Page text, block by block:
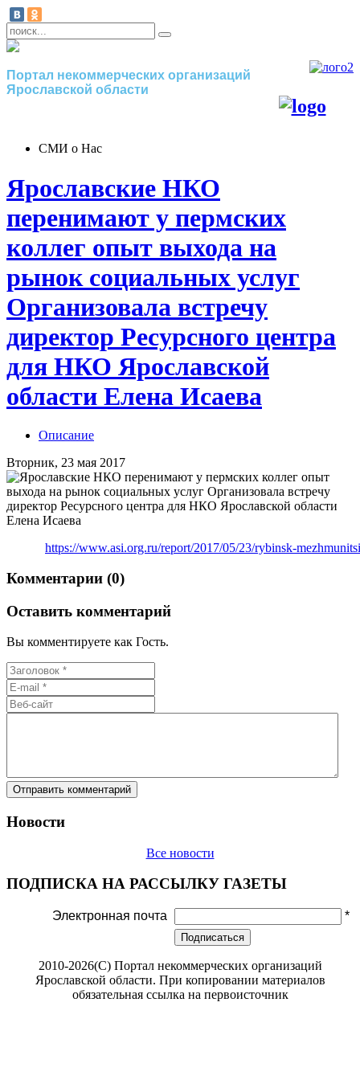
Портал некоммерческих организаций
Ярославской области
СМИ о Нас
Ярославские НКО
перенимают у пермских
коллег опыт выхода на
рынок социальных услуг
Организовала встречу
директор Ресурсного центра
для НКО Ярославской
области Елена Исаева
Описание
Вторник, 23 мая 2017
https://www.asi.org.ru/report/2017/05/23/rybinsk-
Комментарии (0)
Оставить комментарий
Вы комментируете как Гость.
Новости
Все новости
ПОДПИСКА НА РАССЫЛКУ ГАЗЕТЫ
Электронная почта *
Подписаться
2010-2026(С) Портал некоммерческих организаций
Ярославской области. При копировании материалов
обязательная ссылка на первоисточник